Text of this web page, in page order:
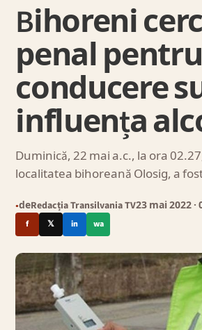
Bihoreni
penal pentru
conducere
influența
Duminică, 22 mai a.c., la ora
localitatea bihoreană Olosig, a
●deRedacția Transilvania TV23 mai 2022 ·
f 𝕏 in wa